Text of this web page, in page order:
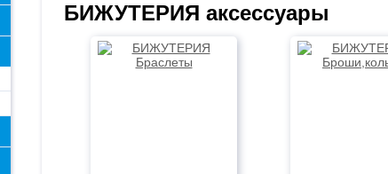
БИЖУТЕРИЯ аксессуары